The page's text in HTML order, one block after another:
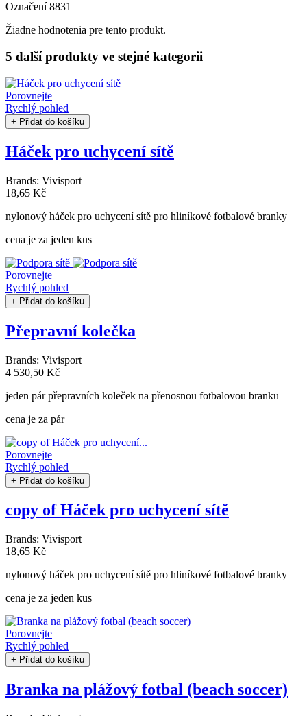
Označení8831
Žiadne hodnotenia pre tento produkt.
5 další produkty ve stejné kategorii
Porovnejte
Rychlý pohled
+ Přidat do košíku
Háček pro uchycení sítě
Brands: Vivisport
18,65 Kč
nylonový háček pro uchycení sítě pro hliníkové fotbalové branky
cena je za jeden kus
Porovnejte
Rychlý pohled
+ Přidat do košíku
Přepravní kolečka
Brands: Vivisport
4 530,50 Kč
jeden pár přepravních koleček na přenosnou fotbalovou branku
cena je za pár
Porovnejte
Rychlý pohled
+ Přidat do košíku
copy of Háček pro uchycení sítě
Brands: Vivisport
18,65 Kč
nylonový háček pro uchycení sítě pro hliníkové fotbalové branky
cena je za jeden kus
Porovnejte
Rychlý pohled
+ Přidat do košíku
Branka na plážový fotbal (beach soccer)